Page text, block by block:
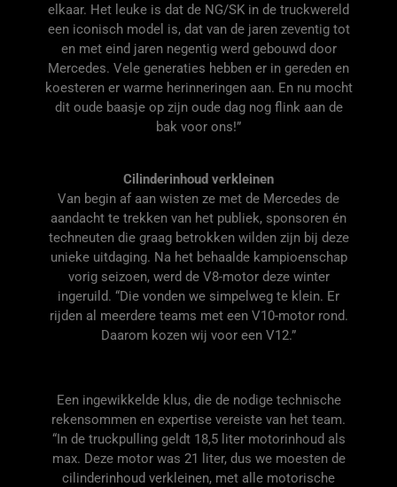
elkaar. Het leuke is dat de NG/SK in de truckwereld
een iconisch model is, dat van de jaren zeventig tot
en met eind jaren negentig werd gebouwd door
Mercedes. Vele generaties hebben er in gereden en
koesteren er warme herinneringen aan. En nu mocht
dit oude baasje op zijn oude dag nog flink aan de
bak voor ons!”
Cilinderinhoud verkleinen
Van begin af aan wisten ze met de Mercedes de
aandacht te trekken van het publiek, sponsoren én
techneuten die graag betrokken wilden zijn bij deze
unieke uitdaging. Na het behaalde kampioenschap
vorig seizoen, werd de V8-motor deze winter
ingeruild. “Die vonden we simpelweg te klein. Er
rijden al meerdere teams met een V10-motor rond.
Daarom kozen wij voor een V12.”
Een ingewikkelde klus, die de nodige technische
rekensommen en expertise vereiste van het team.
“In de truckpulling geldt 18,5 liter motorinhoud als
max. Deze motor was 21 liter, dus we moesten de
cilinderinhoud verkleinen, met alle motorische